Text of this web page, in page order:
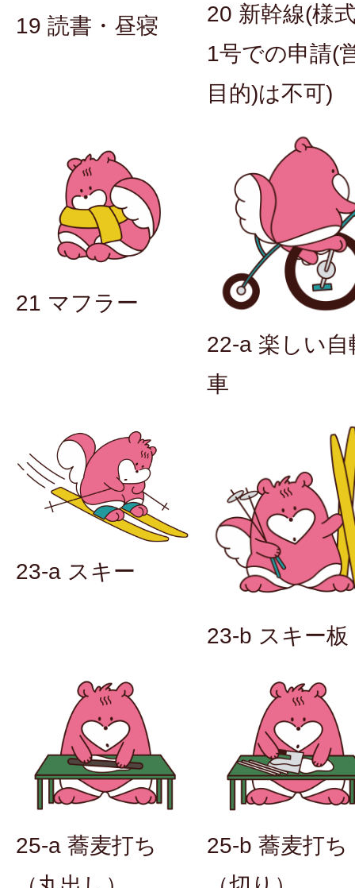
19 読書・昼寝
20 新幹線(様
1号での申請(
目的)は不可)
21 マフラー
22-a 楽しい自
車
23-a スキー
23-b スキー板
25-a 蕎麦打ち
25-b 蕎麦打ち